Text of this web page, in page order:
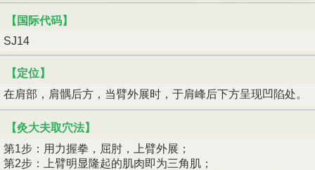
【国际代码】
SJ14
【定位】
在肩部，肩髃后方，当臂外展时，于肩峰后下方呈现凹陷处。
【灸大夫取穴法】
第1步：用力握拳，屈肘，上臂外展；
第2步：上臂明显隆起的肌肉即为三角肌；